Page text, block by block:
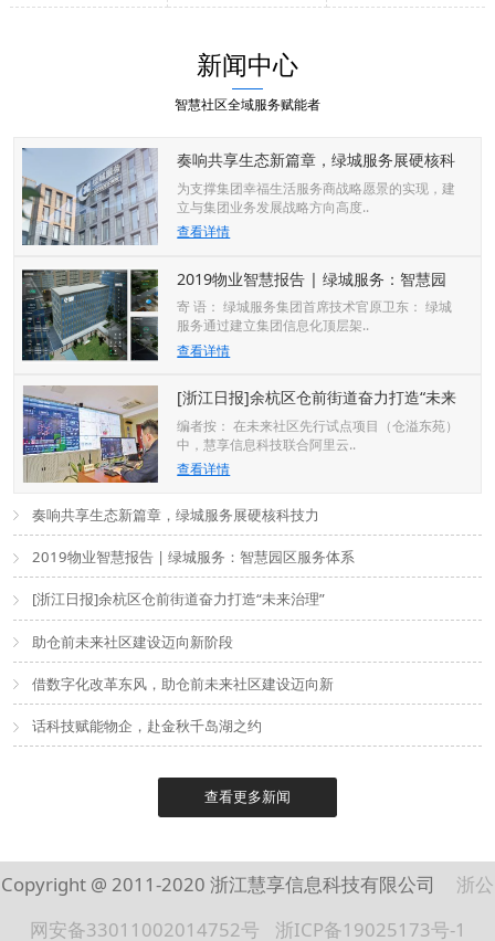
新闻中心
智慧社区全域服务赋能者
奏响共享生态新篇章，绿城服务展硬核科
技力
为支撑集团幸福生活服务商战略愿景的实现，建
立与集团业务发展战略方向高度..
查看详情
2019物业智慧报告 | 绿城服务：智慧园
区服务体系
寄 语： 绿城服务集团首席技术官原卫东： 绿城
服务通过建立集团信息化顶层架..
查看详情
[浙江日报]余杭区仓前街道奋力打造“未来
治理”
编者按： 在未来社区先行试点项目（仓溢东苑）
中，慧享信息科技联合阿里云..
查看详情
奏响共享生态新篇章，绿城服务展硬核科技力
2019物业智慧报告 | 绿城服务：智慧园区服务体系
[浙江日报]余杭区仓前街道奋力打造“未来治理”
助仓前未来社区建设迈向新阶段
借数字化改革东风，助仓前未来社区建设迈向新
话科技赋能物企，赴金秋千岛湖之约
查看更多新闻
Copyright @ 2011-2020 浙江慧享信息科技有限公司
浙公
网安备33011002014752号
浙ICP备19025173号-1